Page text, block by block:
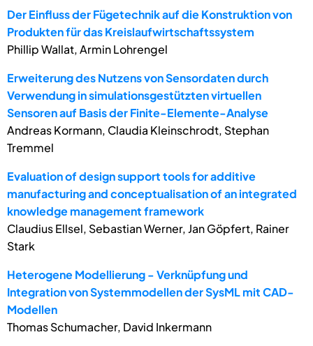
Der Einfluss der Fügetechnik auf die Konstruktion von
Produkten für das Kreislaufwirtschaftssystem
Phillip Wallat, Armin Lohrengel
Erweiterung des Nutzens von Sensordaten durch
Verwendung in simulationsgestützten virtuellen
Sensoren auf Basis der Finite-Elemente-Analyse
Andreas Kormann, Claudia Kleinschrodt, Stephan
Tremmel
Evaluation of design support tools for additive
manufacturing and conceptualisation of an integrated
knowledge management framework
Claudius Ellsel, Sebastian Werner, Jan Göpfert, Rainer
Stark
Heterogene Modellierung - Verknüpfung und
Integration von Systemmodellen der SysML mit CAD-
Modellen
Thomas Schumacher, David Inkermann